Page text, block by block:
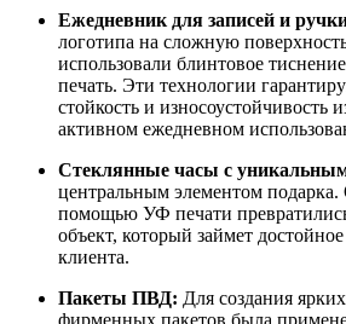
Ежедневник для записей и
логотипа на сложную
использовали блинтовое
печать. Эти технологии
стойкость и износоустойчивость
активном ежедневном
Стеклянные часы с
центральным элементом
помощью УФ печати
объект, который займет
клиента.
Пакеты ПВД: Для создания
фирменных пакетов была